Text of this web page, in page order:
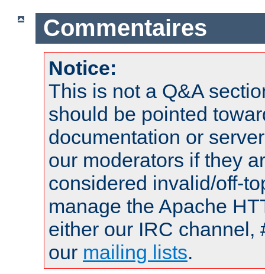
Commentaires
Notice:
This is not a Q&A
should be pointed
documentation or
our moderators if they
considered invalid/off-
manage the Apache
either our IRC channel,
our mailing lists.